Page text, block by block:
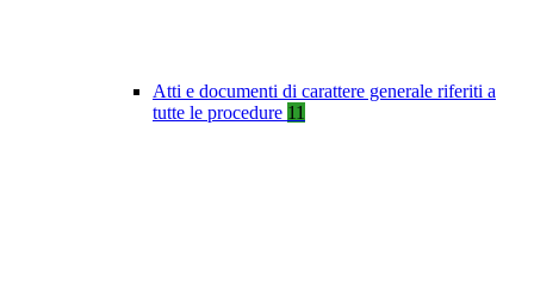
Atti e documenti di carattere generale riferiti a
tutte le procedure 11